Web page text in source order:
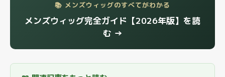
📚 メンズウィッグのすべてがわかる
メンズウィッグ完全ガイド【2026年版】を読
む →